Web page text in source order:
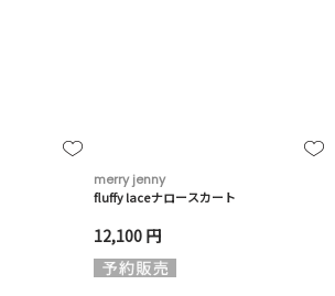
merry jenny
fluffy laceナロースカート
12,100 円